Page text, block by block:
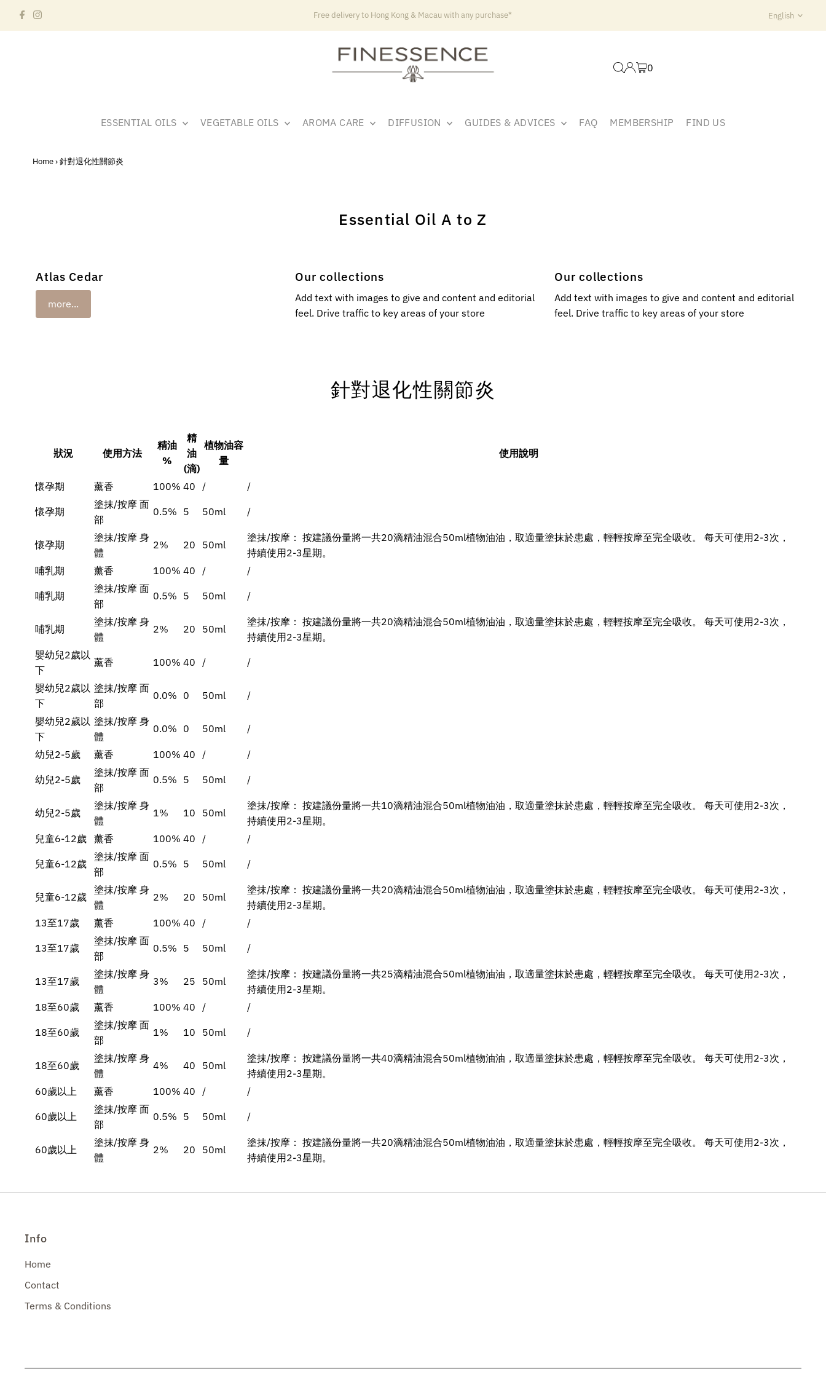
Free delivery to Hong Kong & Macau with any purchase* English
0
ESSENTIAL OILS VEGETABLE OILS AROMA CARE DIFFUSION GUIDES & ADVICES FAQ MEMBERSHIP FIND US
Home › 針對退化性關節炎
Essential Oil A to Z
Atlas Cedar
more...
Our collections
Add text with images to give and content and editorial
feel. Drive traffic to key areas of your store
Our collections
Add text with images to give and content and editorial
feel. Drive traffic to key areas of your store
針對退化性關節炎
狀況 使用方法
精油
%
精
油
(滴)
植物油容
量
使用說明
懷孕期 薰香 100% 40 / /
懷孕期
塗抹/按摩 面
部
0.5% 5 50ml /
懷孕期
塗抹/按摩 身
體
2% 20 50ml
塗抹/按摩： 按建議份量將一共20滴精油混合50ml植物油油，取適量塗抹於患處，輕輕按摩至完全吸收。 每天可使用2-3次，
持續使用2-3星期。
哺乳期
薰香 100% 40 / /
哺乳期
塗抹/按摩 面
部
0.5% 5 50ml /
哺乳期
塗抹/按摩 身
體
2% 20 50ml
塗抹/按摩： 按建議份量將一共20滴精油混合50ml植物油油，取適量塗抹於患處，輕輕按摩至完全吸收。 每天可使用2-3次，
持續使用2-3星期。
嬰幼兒2歲以
下
薰香 100% 40 / /
嬰幼兒2歲以
下
塗抹/按摩 面
部
0.0% 0 50ml /
嬰幼兒2歲以
下
塗抹/按摩 身
體
0.0% 0 50ml /
幼兒2-5歲 薰香 100% 40 / /
幼兒2-5歲
塗抹/按摩 面
部
0.5% 5 50ml /
幼兒2-5歲
塗抹/按摩 身
體
1% 10 50ml
塗抹/按摩： 按建議份量將一共10滴精油混合50ml植物油油，取適量塗抹於患處，輕輕按摩至完全吸收。 每天可使用2-3次，
持續使用2-3星期。
兒童6-12歲
薰香 100% 40 / /
兒童6-12歲
塗抹/按摩 面
部
0.5% 5 50ml /
兒童6-12歲
塗抹/按摩 身
體
2% 20 50ml
塗抹/按摩： 按建議份量將一共20滴精油混合50ml植物油油，取適量塗抹於患處，輕輕按摩至完全吸收。 每天可使用2-3次，
持續使用2-3星期。
13至17歲
薰香 100% 40 / /
13至17歲
塗抹/按摩 面
部
0.5% 5 50ml /
13至17歲
塗抹/按摩 身
體
3% 25 50ml
塗抹/按摩： 按建議份量將一共25滴精油混合50ml植物油油，取適量塗抹於患處，輕輕按摩至完全吸收。 每天可使用2-3次，
持續使用2-3星期。
18至60歲
薰香 100% 40 / /
18至60歲
塗抹/按摩 面
部
1% 10 50ml /
18至60歲
塗抹/按摩 身
體
4% 40 50ml
塗抹/按摩： 按建議份量將一共40滴精油混合50ml植物油油，取適量塗抹於患處，輕輕按摩至完全吸收。 每天可使用2-3次，
持續使用2-3星期。
60歲以上
薰香 100% 40 / /
60歲以上
塗抹/按摩 面
部
0.5% 5 50ml /
60歲以上
塗抹/按摩 身
體
2% 20 50ml
塗抹/按摩： 按建議份量將一共20滴精油混合50ml植物油油，取適量塗抹於患處，輕輕按摩至完全吸收。 每天可使用2-3次，
持續使用2-3星期。
Info
Home
Contact
Terms & Conditions